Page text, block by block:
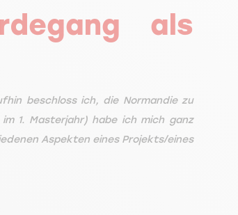
als
beschloss ich, die Normandie zu
1. Masterjahr) habe ich mich ganz
Aspekten eines Projekts/eines